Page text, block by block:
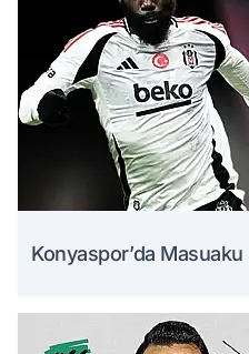
Konyaspor’da